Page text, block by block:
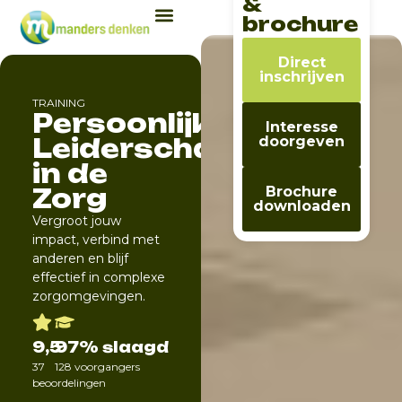
TRAINING
Persoonlijk
Leiderschap
in de
Zorg
Vergroot jouw
impact, verbind met
anderen en blijf
effectief in complexe
zorgomgevingen.
9,5
37
beoordelingen
97% slaagd
128 voorgangers
brochure
Direct
inschrijven
Interesse
doorgeven
Brochure
downloaden